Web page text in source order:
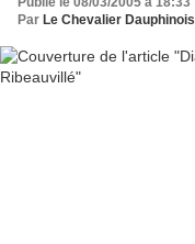
Par Le Chevalier Dauphinois